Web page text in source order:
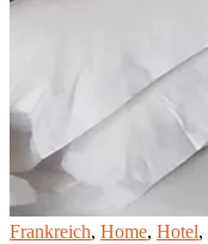
Frankreich, Home, Hotel,